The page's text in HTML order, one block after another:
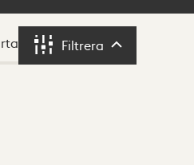
Filtrera Filtrera